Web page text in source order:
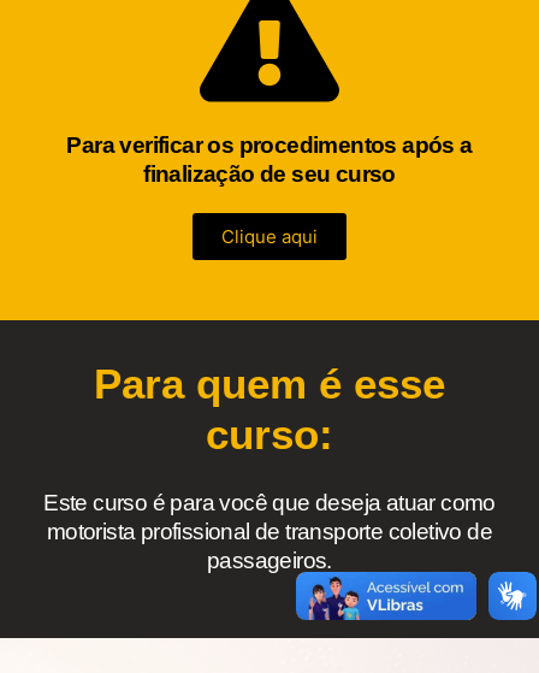
Para verificar os procedimentos após a
finalização de seu curso
Clique aqui
Para quem é esse
curso:
Este curso é para você que deseja atuar como
motorista profissional de transporte coletivo de
passageiros.